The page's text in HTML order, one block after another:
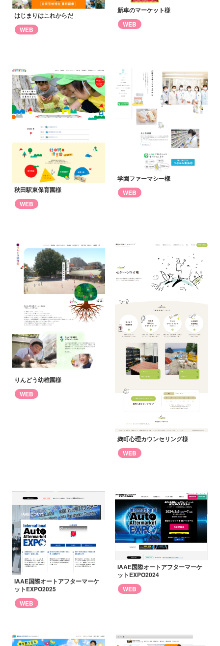
はじまりはこれからだ
WEB
新車のマーケット様
WEB
秋田駅東保育園様
WEB
学園ファーマシー様
WEB
りんどう幼稚園様
WEB
麹町心理カウンセリング様
WEB
IAAE国際オートアフターマーケ
ットEXPO2025
WEB
IAAE国際オートアフターマーケ
ットEXPO2024
WEB